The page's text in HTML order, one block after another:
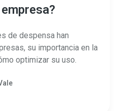
de despensa han
su importancia en la
optimizar su uso.